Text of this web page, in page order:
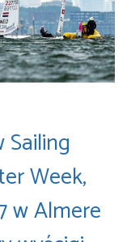
Week,
w Almere